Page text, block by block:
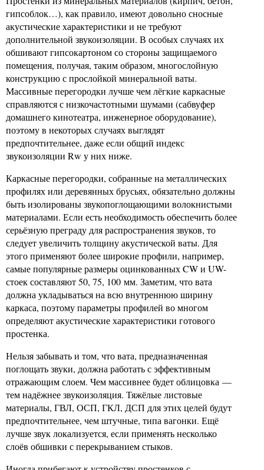
гипсоблок…), как правило, имеют довольно сносные
акустические характеристики и не требуют
дополнительной звукоизоляции. В особых случаях их
обшивают гипсокартоном со стороны защищаемого
помещения, получая, таким образом, многослойную
конструкцию с прослойкой минеральной ваты.
Массивные перегородки лучше чем лёгкие каркасные
справляются с низкочастотными шумами (сабвуфер
домашнего кинотеатра, инженерное оборудование),
поэтому в некоторых случаях выглядят
предпочтительнее, даже если общий индекс
звукоизоляции Rw у них ниже.
Каркасные перегородки, собранные на металлических
профилях или деревянных брусьях, обязательно должны
быть изолированы звукопоглощающими волокнистыми
материалами. Если есть необходимость обеспечить более
серьёзную преграду для распространения звуков, то
следует увеличить толщину акустической ваты. Для
этого применяют более широкие профили, например,
самые популярные размеры оцинкованных CW и UW-
стоек составляют 50, 75, 100 мм. Заметим, что вата
должна укладываться на всю внутреннюю ширину
каркаса, поэтому параметры профилей во многом
определяют акустические характеристики готового
простенка.
Нельзя забывать и том, что вата, предназначенная
поглощать звуки, должна работать с эффективным
отражающим слоем. Чем массивнее будет облицовка —
тем надёжнее звукоизоляция. Тяжёлые листовые
материалы, ГВЛ, ОСП, ГКЛ, ДСП для этих целей будут
предпочтительнее, чем штучные, типа вагонки. Ещё
лучше звук локализуется, если применять несколько
слоёв обшивки с перекрыванием стыков.